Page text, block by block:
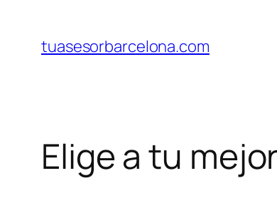
contenido
tuasesorbarcelona.com
Elige a tu